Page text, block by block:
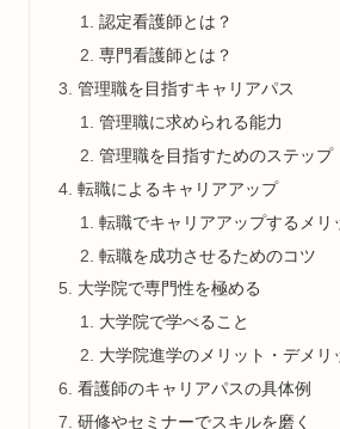
認定看護師とは？
専門看護師とは？
管理職を目指すキャリアパス
管理職に求められる能力
管理職を目指すためのステップ
転職によるキャリアアップ
転職でキャリアアップするメリ
転職を成功させるためのコツ
大学院で専門性を極める
大学院で学べること
大学院進学のメリット・デメリ
看護師のキャリアパスの具体例
研修やセミナーでスキルを磨く